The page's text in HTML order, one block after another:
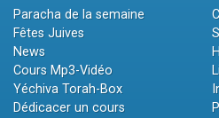
Paracha de la semaine
Fêtes Juives
News
Cours Mp3-Vidéo
Yéchiva Torah-Box
Dédicacer un cours